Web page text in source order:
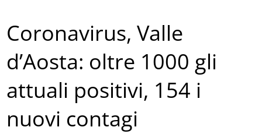
Coronavirus, Valle
d’Aosta: oltre 1000 gli
attuali positivi, 154 i
nuovi contagi